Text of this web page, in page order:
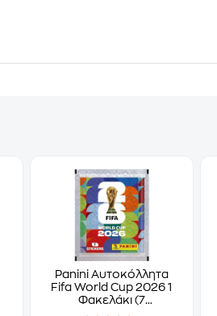
Panini Αυτοκόλλητα
Fifa World Cup 2026 1
Φακελάκι (7
Αυτοκόλλητα)